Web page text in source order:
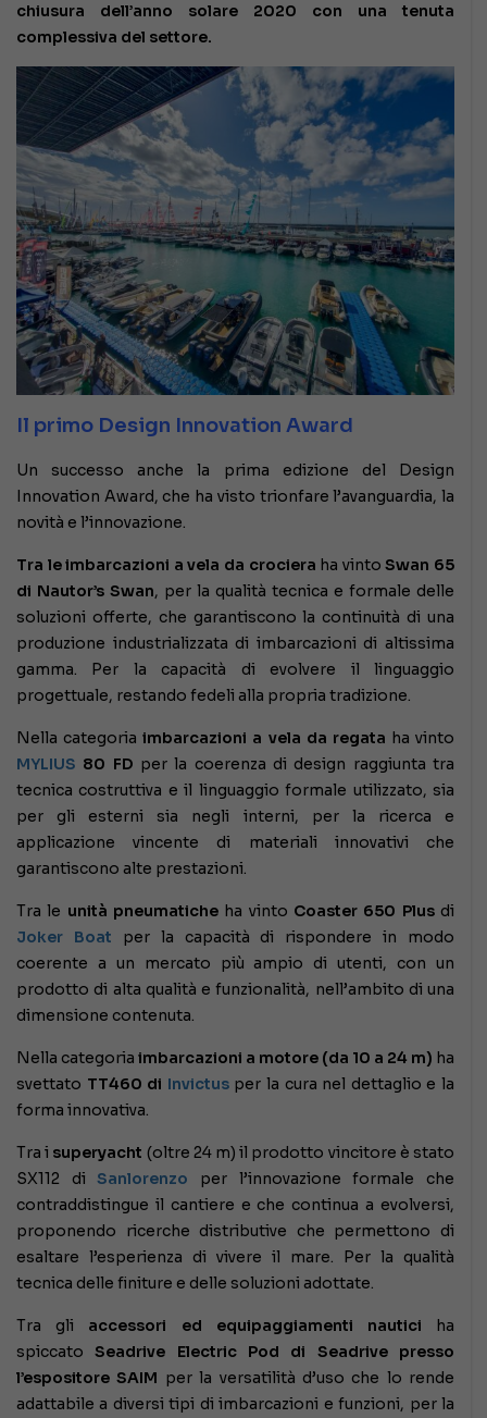
chiusura dell’anno solare 2020 con una tenuta
complessiva del settore.
Il primo Design Innovation Award
Un successo anche la prima edizione del Design
Innovation Award, che ha visto trionfare l’avanguardia, la
novità e l’innovazione.
Tra le imbarcazioni a vela da crociera ha vintoSwan 65
di Nautor’s Swan, per la qualità tecnica e formale delle
soluzioni offerte, che garantiscono la continuità di una
produzione industrializzata di imbarcazioni di altissima
gamma. Per la capacità di evolvere il linguaggio
progettuale, restando fedeli alla propria tradizione.
Nella categoriaimbarcazioni a vela da regata ha vinto
MYLIUS 80 FD per la coerenza di design raggiunta tra
tecnica costruttiva e il linguaggio formale utilizzato, sia
per gli esterni sia negli interni, per la ricerca e
applicazione vincente di materiali innovativi che
garantiscono alte prestazioni.
Tra le unità pneumatiche ha vinto Coaster 650 Plusdi
Joker Boat per la capacità di rispondere in modo
coerente a un mercato più ampio di utenti, con un
prodotto di alta qualità e funzionalità, nell’ambito di una
dimensione contenuta.
Nella categoria imbarcazioni a motore (da 10 a 24 m) ha
svettato TT460 di Invictus per la cura nel dettaglio e la
forma innovativa.
Tra i superyacht (oltre 24 m) il prodotto vincitore è stato
SX112 diSanlorenzo per l’innovazione formale che
contraddistingue il cantiere e che continua a evolversi,
proponendo ricerche distributive che permettono di
esaltare l’esperienza di vivere il mare. Per la qualità
tecnica delle finiture e delle soluzioni adottate.
Tra gli accessori ed equipaggiamenti nautici ha
spiccatoSeadrive Electric Pod di Seadrive presso
l’espositore SAIM per la versatilità d’uso che lo rende
adattabile a diversi tipi di imbarcazioni e funzioni, per la